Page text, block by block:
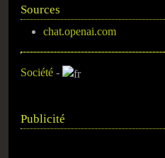
Sources
chat.openai.com
Société -
Publicité